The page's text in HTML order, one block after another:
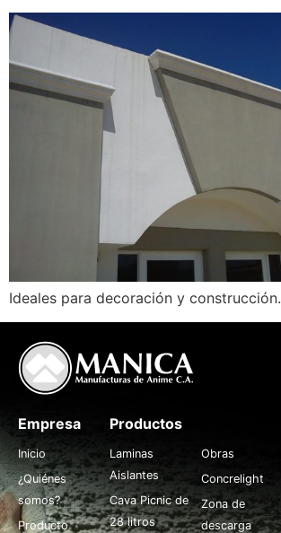
Ideales para decoración y construcción.
Empresa
Inicio
¿Quiénes
somos?
Producto
Productos
Laminas
Aislantes
Cava Picnic de
28 litros
Obras
Concrelight
Zona de
descarga